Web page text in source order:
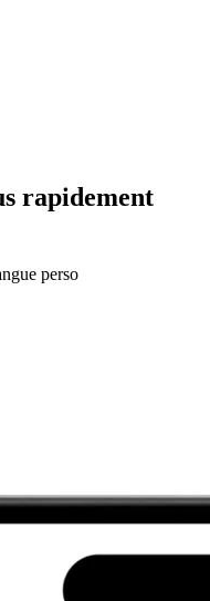
rapidement
perso